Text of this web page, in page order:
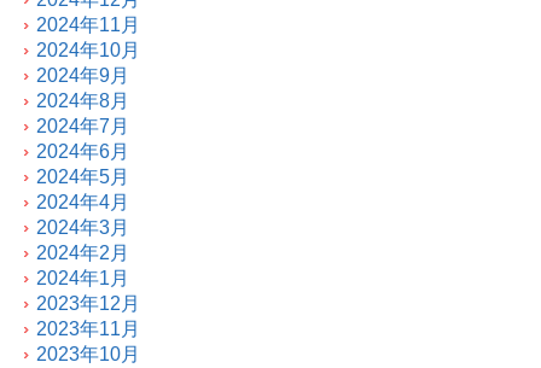
2024年11月
2024年10月
2024年9月
2024年8月
2024年7月
2024年6月
2024年5月
2024年4月
2024年3月
2024年2月
2024年1月
2023年12月
2023年11月
2023年10月